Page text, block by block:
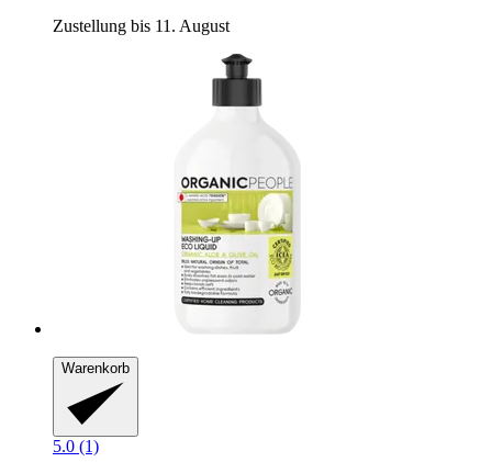
Zustellung bis 11. August
Warenkorb
5.0 (1)